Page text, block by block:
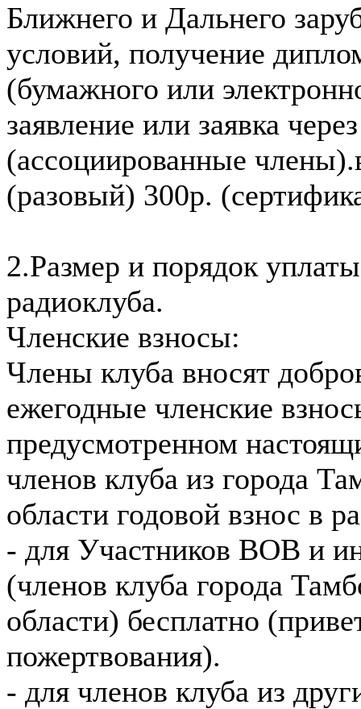
Ближнего и Дальнего
условий, получение
(бумажного или
заявление или заявка
(ассоциированные
(разовый) 300р.
2.Размер и порядок
радиоклуба.
Членские взносы:
Члены клуба вносят
ежегодные членские
предусмотренном
членов клуба из города
области годовой взнос в
- для Участников ВОВ и
(членов клуба города
области) бесплатно
пожертвования).
- для членов клуба из